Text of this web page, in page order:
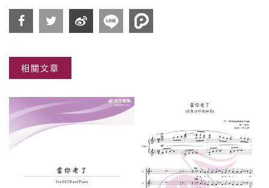
到
相關文章